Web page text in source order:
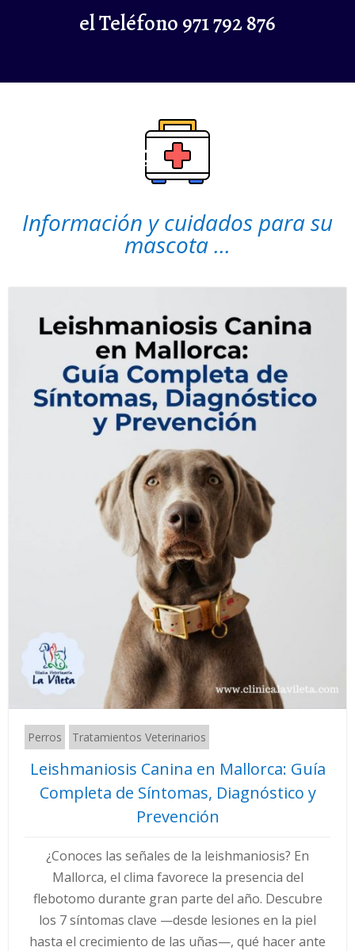
el Teléfono 971 792 876
Información y cuidados para su
mascota ...
Perros Tratamientos Veterinarios
Leishmaniosis Canina en Mallorca: Guía
Completa de Síntomas, Diagnóstico y
Prevención
¿Conoces las señales de la leishmaniosis? En
Mallorca, el clima favorece la presencia del
flebotomo durante gran parte del año. Descubre
los 7 síntomas clave —desde lesiones en la piel
hasta el crecimiento de las uñas—, qué hacer ante